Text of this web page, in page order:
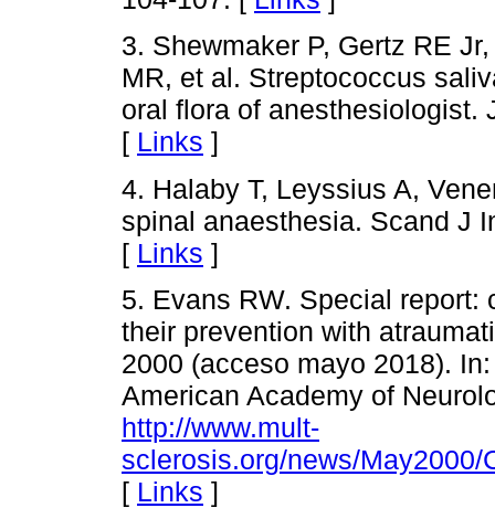
3. Shewmaker P, Gertz RE
MR, et al. Streptococcus
oral flora of anesthesiologist.
[ Links ]
4. Halaby T, Leyssius A,
spinal anaesthesia. Scand J
[ Links ]
5. Evans RW. Special report:
their prevention with
2000 (acceso mayo 2018).
American Academy of
http://www.mult-
sclerosis.org/news/
[ Links ]